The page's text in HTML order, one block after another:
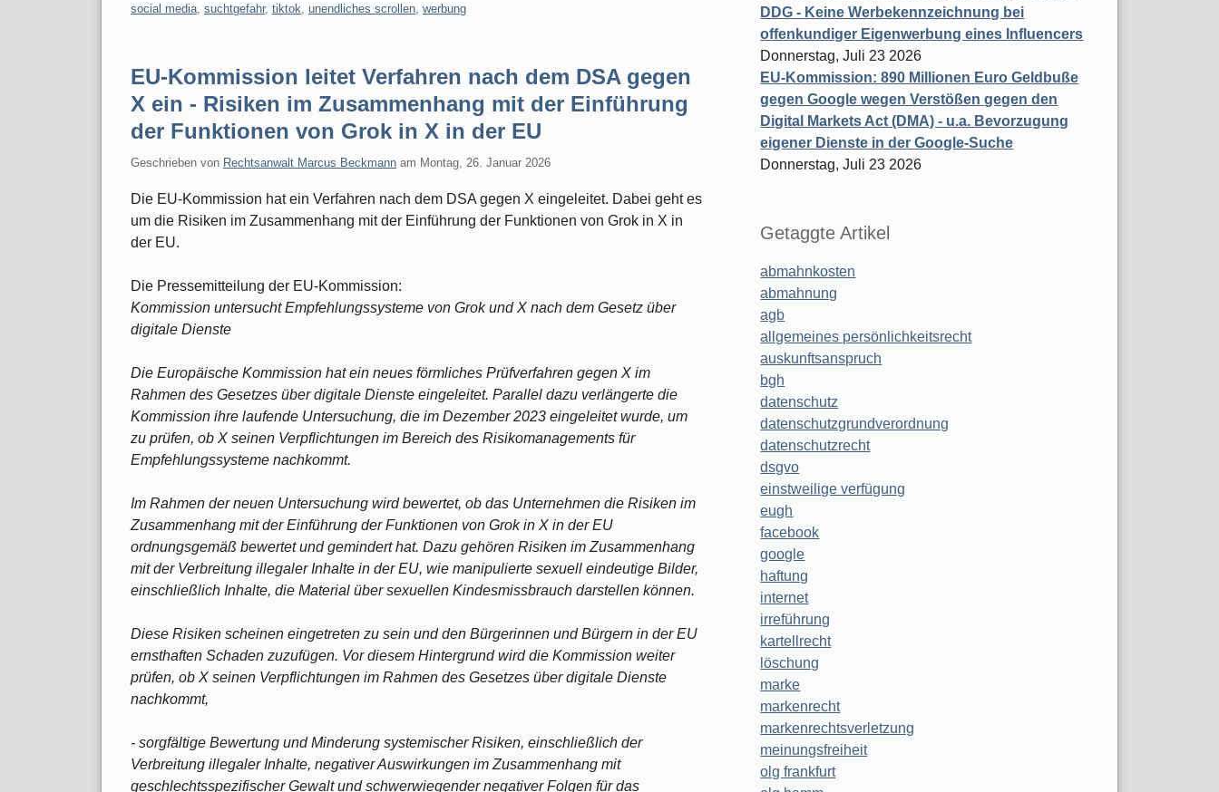
social media suchtgefahr, tiktok unendliches scrollen werbung
EU-Kommission leitet Verfahren nach dem DSA gegen
X ein - Risiken im Zusammenhang mit der Einführung
der Funktionen von Grok in X in der EU
Geschrieben von Rechtsanwalt Marcus Beckmann am Montag, 26. Januar 2026
Die EU-Kommission hat ein Verfahren nach dem DSA gegen X eingeleitet. Dabei geht es
um die Risiken im Zusammenhang mit der Einführung der Funktionen von Grok in X in
der EU.
Die Pressemitteilung der EU-Kommission:
Kommission untersucht Empfehlungssysteme von Grok und X nach dem Gesetz über
digitale Dienste
Die Europäische Kommission hat ein neues förmliches Prüfverfahren gegen X im
Rahmen des Gesetzes über digitale Dienste eingeleitet. Parallel dazu verlängerte die
Kommission ihre laufende Untersuchung, die im Dezember 2023 eingeleitet wurde, um
zu prüfen, ob X seinen Verpflichtungen im Bereich des Risikomanagements für
Empfehlungssysteme nachkommt.
Im Rahmen der neuen Untersuchung wird bewertet, ob das Unternehmen die Risiken im
Zusammenhang mit der Einführung der Funktionen von Grok in X in der EU
ordnungsgemäß bewertet und gemindert hat. Dazu gehören Risiken im Zusammenhang
mit der Verbreitung illegaler Inhalte in der EU, wie manipulierte sexuell eindeutige Bilder,
einschließlich Inhalte, die Material über sexuellen Kindesmissbrauch darstellen können.
Diese Risiken scheinen eingetreten zu sein und den Bürgerinnen und Bürgern in der EU
ernsthaften Schaden zuzufügen. Vor diesem Hintergrund wird die Kommission weiter
prüfen, ob X seinen Verpflichtungen im Rahmen des Gesetzes über digitale Dienste
nachkommt,
- sorgfältige Bewertung und Minderung systemischer Risiken, einschließlich der
Verbreitung illegaler Inhalte, negativer Auswirkungen im Zusammenhang mit
geschlechtsspezifischer Gewalt und schwerwiegender negativer Folgen für das
DDG - Keine Werbekennzeichnung bei
offenkundiger Eigenwerbung eines Influencers
Donnerstag, Juli 23 2026
EU-Kommission: 890 Millionen Euro Geldbuße
gegen Google wegen Verstößen gegen den
Digital Markets Act (DMA) - u.a. Bevorzugung
eigener Dienste in der Google-Suche
Donnerstag, Juli 23 2026
Getaggte Artikel
abmahnkosten
abmahnung
agb
allgemeines persönlichkeitsrecht
auskunftsanspruch
bgh
datenschutz
datenschutzgrundverordnung
datenschutzrecht
dsgvo
einstweilige verfügung
eugh
facebook
google
haftung
internet
irreführung
kartellrecht
löschung
marke
markenrecht
markenrechtsverletzung
meinungsfreiheit
olg frankfurt